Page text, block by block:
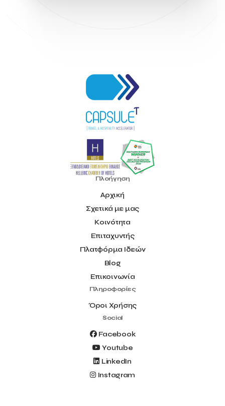
Πλοήγηση
Αρχική
Σχετικά με μας
Κοινότητα
Επιταχυντής
Πλατφόρμα Ιδεών
Blog
Επικοινωνία
Πληροφορίες
Όροι Χρήσης
Social
Facebook
Youtube
LinkedIn
Instagram